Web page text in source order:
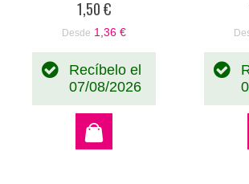
1,50 €
Desde 1,36 €
Recíbelo el
07/08/2026